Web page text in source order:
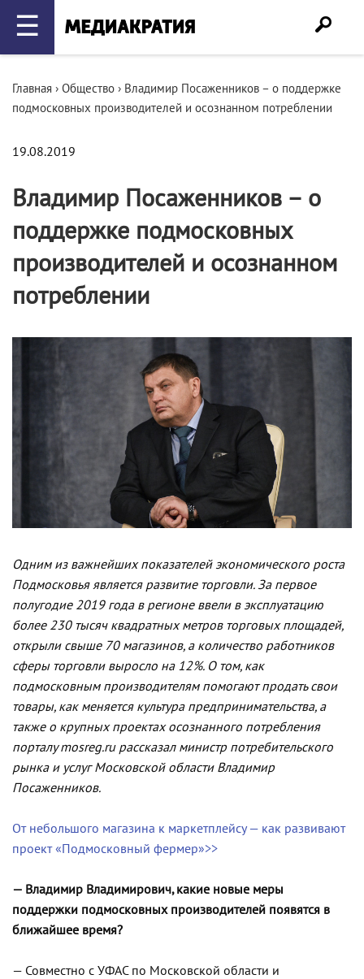
☰
Главная › Общество › Владимир Посаженников – о поддержке
подмосковных производителей и осознанном потреблении
19.08.2019
Владимир Посаженников – о
поддержке подмосковных
производителей и осознанном
потреблении
Одним из важнейших показателей экономического роста
Подмосковья является развитие торговли. За первое
полугодие 2019 года в регионе ввели в эксплуатацию
более 230 тысяч квадратных метров торговых площадей,
открыли свыше 70 магазинов, а количество работников
сферы торговли выросло на 12%. О том, как
подмосковным производителям помогают продать свои
товары, как меняется культура предпринимательства, а
также о крупных проектах осознанного потребления
порталу mosreg.ru рассказал министр потребительского
рынка и услуг Московской области Владимир
Посаженников.
От небольшого магазина к маркетплейсу — как развивают
проект «Подмосковный фермер»>>
— Владимир Владимирович, какие новые меры
поддержки подмосковных производителей появятся в
ближайшее время?
— Совместно с УФАС по Московской области и